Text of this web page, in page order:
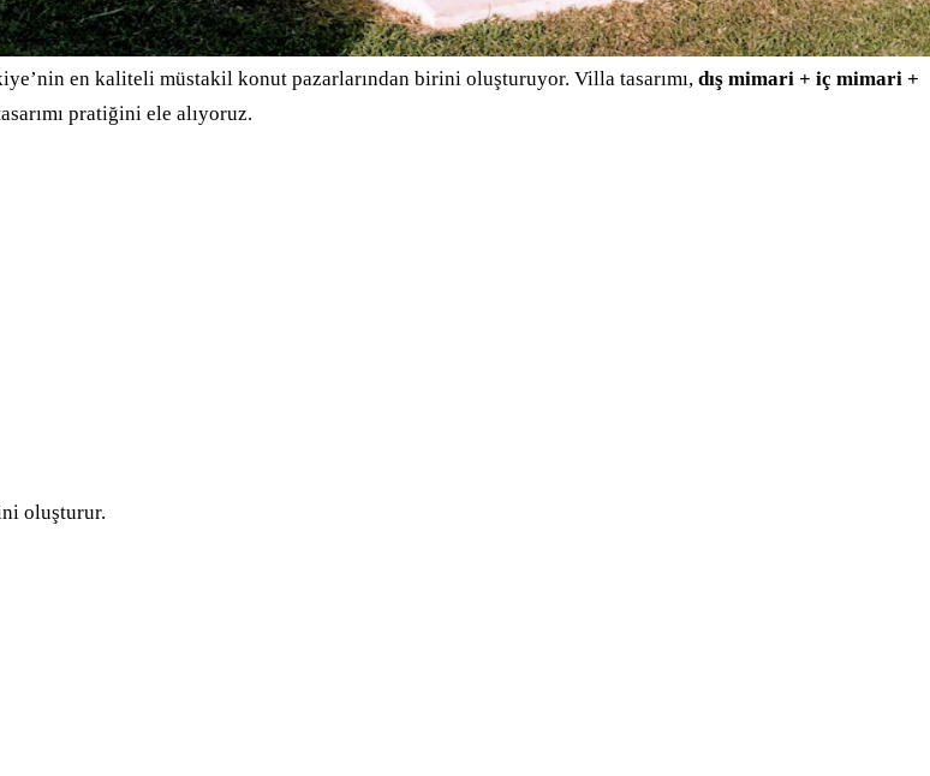
en kaliteli müstakil konut pazarlarından birini oluşturuyor. Villa tasarımı, dış mimari + iç mimari +
pratiğini ele alıyoruz.
oluşturur.